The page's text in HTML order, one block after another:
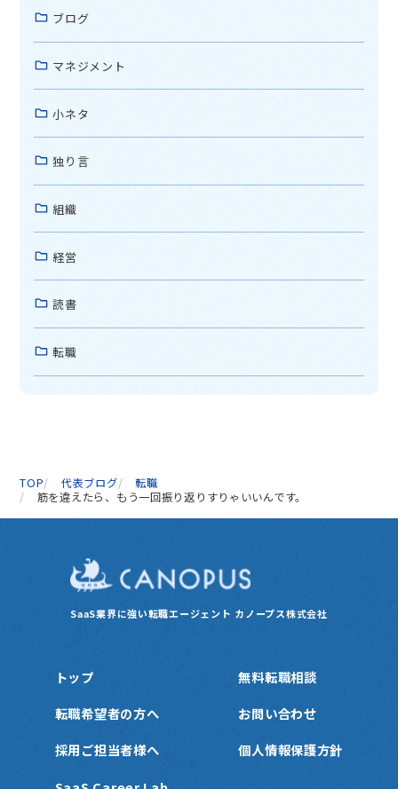
ブログ
マネジメント
小ネタ
独り言
組織
経営
読書
転職
TOP 代表ブログ
転職
筋を違えたら、もう一回振り返りすりゃいいんです。
SaaS業界に強い転職エージェント カノープス株式会社
トップ
転職希望者の方へ
採用ご担当者様へ
無料転職相談
お問い合わせ
個人情報保護方針